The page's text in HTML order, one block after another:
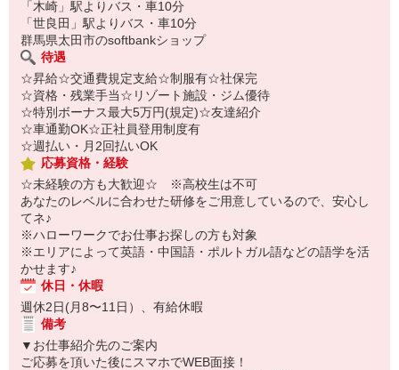
「木崎」駅よりバス・車10分
「世良田」駅よりバス・車10分
群馬県太田市のsoftbankショップ
待遇
☆昇給☆交通費規定支給☆制服有☆社保完
☆資格・残業手当☆リゾート施設・ジム優待
☆特別ボーナス最大5万円(規定)☆友達紹介
☆車通勤OK☆正社員登用制度有
☆週払い・月2回払いOK
応募資格・経験
☆未経験の方も大歓迎☆ ※高校生は不可
あなたのレベルに合わせた研修をご用意しているので、安心し
てネ♪
※ハローワークでお仕事お探しの方も対象
※エリアによって英語・中国語・ポルトガル語などの語学を活
かせます♪
休日・休暇
週休2日(月8〜11日）、有給休暇
備考
▼お仕事紹介先のご案内
ご応募を頂いた後にスマホでWEB面接！